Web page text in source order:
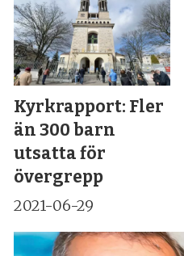
Kyrkrapport: Fler
än 300 barn
utsatta för
övergrepp
2021-06-29